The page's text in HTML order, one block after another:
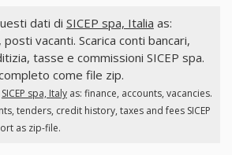
dati di SICEP spa, Italia as:
vacanti. Scarica conti bancari,
tasse e commissioni SICEP spa.
come file zip.
SICEP spa, Italyas: finance, accounts, vacancies.
tenders, credit history, taxes and fees SICEP
as zip-file.